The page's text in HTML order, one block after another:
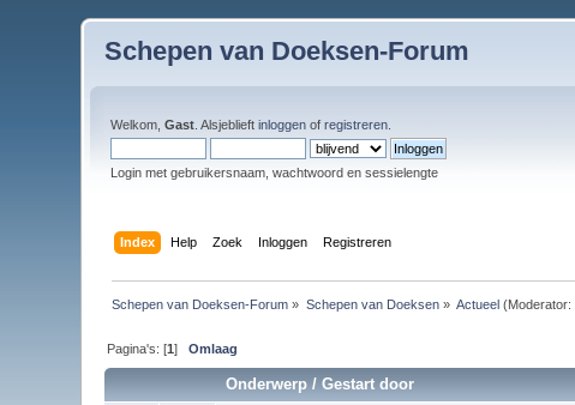
Schepen van Doeksen-Forum
Welkom,Gast . Alsjeblieftinloggen ofregistreren
Login met gebruikersnaam, wachtwoord en sessielengte
Index Help Zoek Inloggen Registreren
Schepen van Doeksen-Forum » Schepen van Doeksen» Actueel (Moderator:
Pagina's: [1]Omlaag
Onderwerp /Gestart door